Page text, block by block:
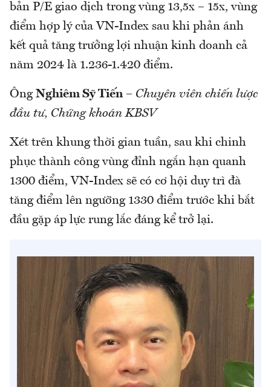
bản P/E giao dịch trong vùng 13,5x – 15x, vùng
điểm hợp lý của VN-Index sau khi phản ánh
kết quả tăng trưởng lợi nhuận kinh doanh cả
năm 2024 là 1.236-1.420 điểm.
Ông Nghiêm Sỹ Tiến– Chuyên viên chiến lược
đầu tư, Chứng khoán KBSV
Xét trên khung thời gian tuần, sau khi chinh
phục thành công vùng đỉnh ngắn hạn quanh
1300 điểm, VN-Index sẽ có cơ hội duy trì đà
tăng điểm lên ngưỡng 1330 điểm trước khi bắt
đầu gặp áp lực rung lắc đáng kể trở lại.